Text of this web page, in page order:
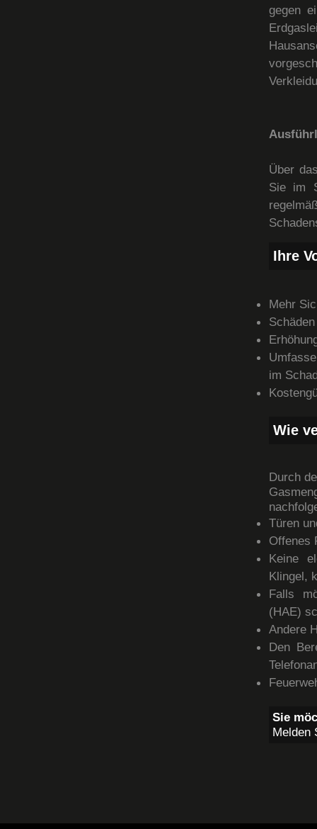
gegen
Über
Sie im
Ihre
Mehr
im
Wie
Durch
Türen
Offenes
Keine
Klingel,
Falls
(HAE)
Andere
Den
Sie
Melden